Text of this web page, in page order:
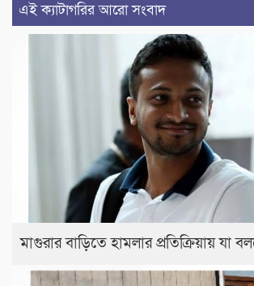
এই ক্যাটাগরির আরো সংবাদ
মাগুরার বাড়িতে হামলার প্রতিক্রিয়ায় যা